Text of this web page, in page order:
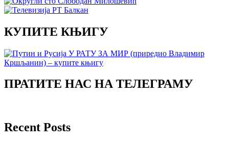
КУПИТЕ КЊИГУ
ПРАТИТЕ НАС НА ТЕЛЕГРАМУ
Recent Posts